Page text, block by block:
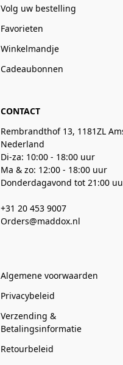
Volg uw bestelling
Favorieten
Winkelmandje
Cadeaubonnen
CONTACT
Rembrandthof 13, 1181ZL
Nederland
Di-za: 10:00 - 18:00 uur
Ma & zo: 12:00 - 18:00 uur
Donderdagavond tot 21:00
+31 20 453 9007
Orders@maddox.nl
Algemene voorwaarden
Privacybeleid
Verzending &
Betalingsinformatie
Retourbeleid